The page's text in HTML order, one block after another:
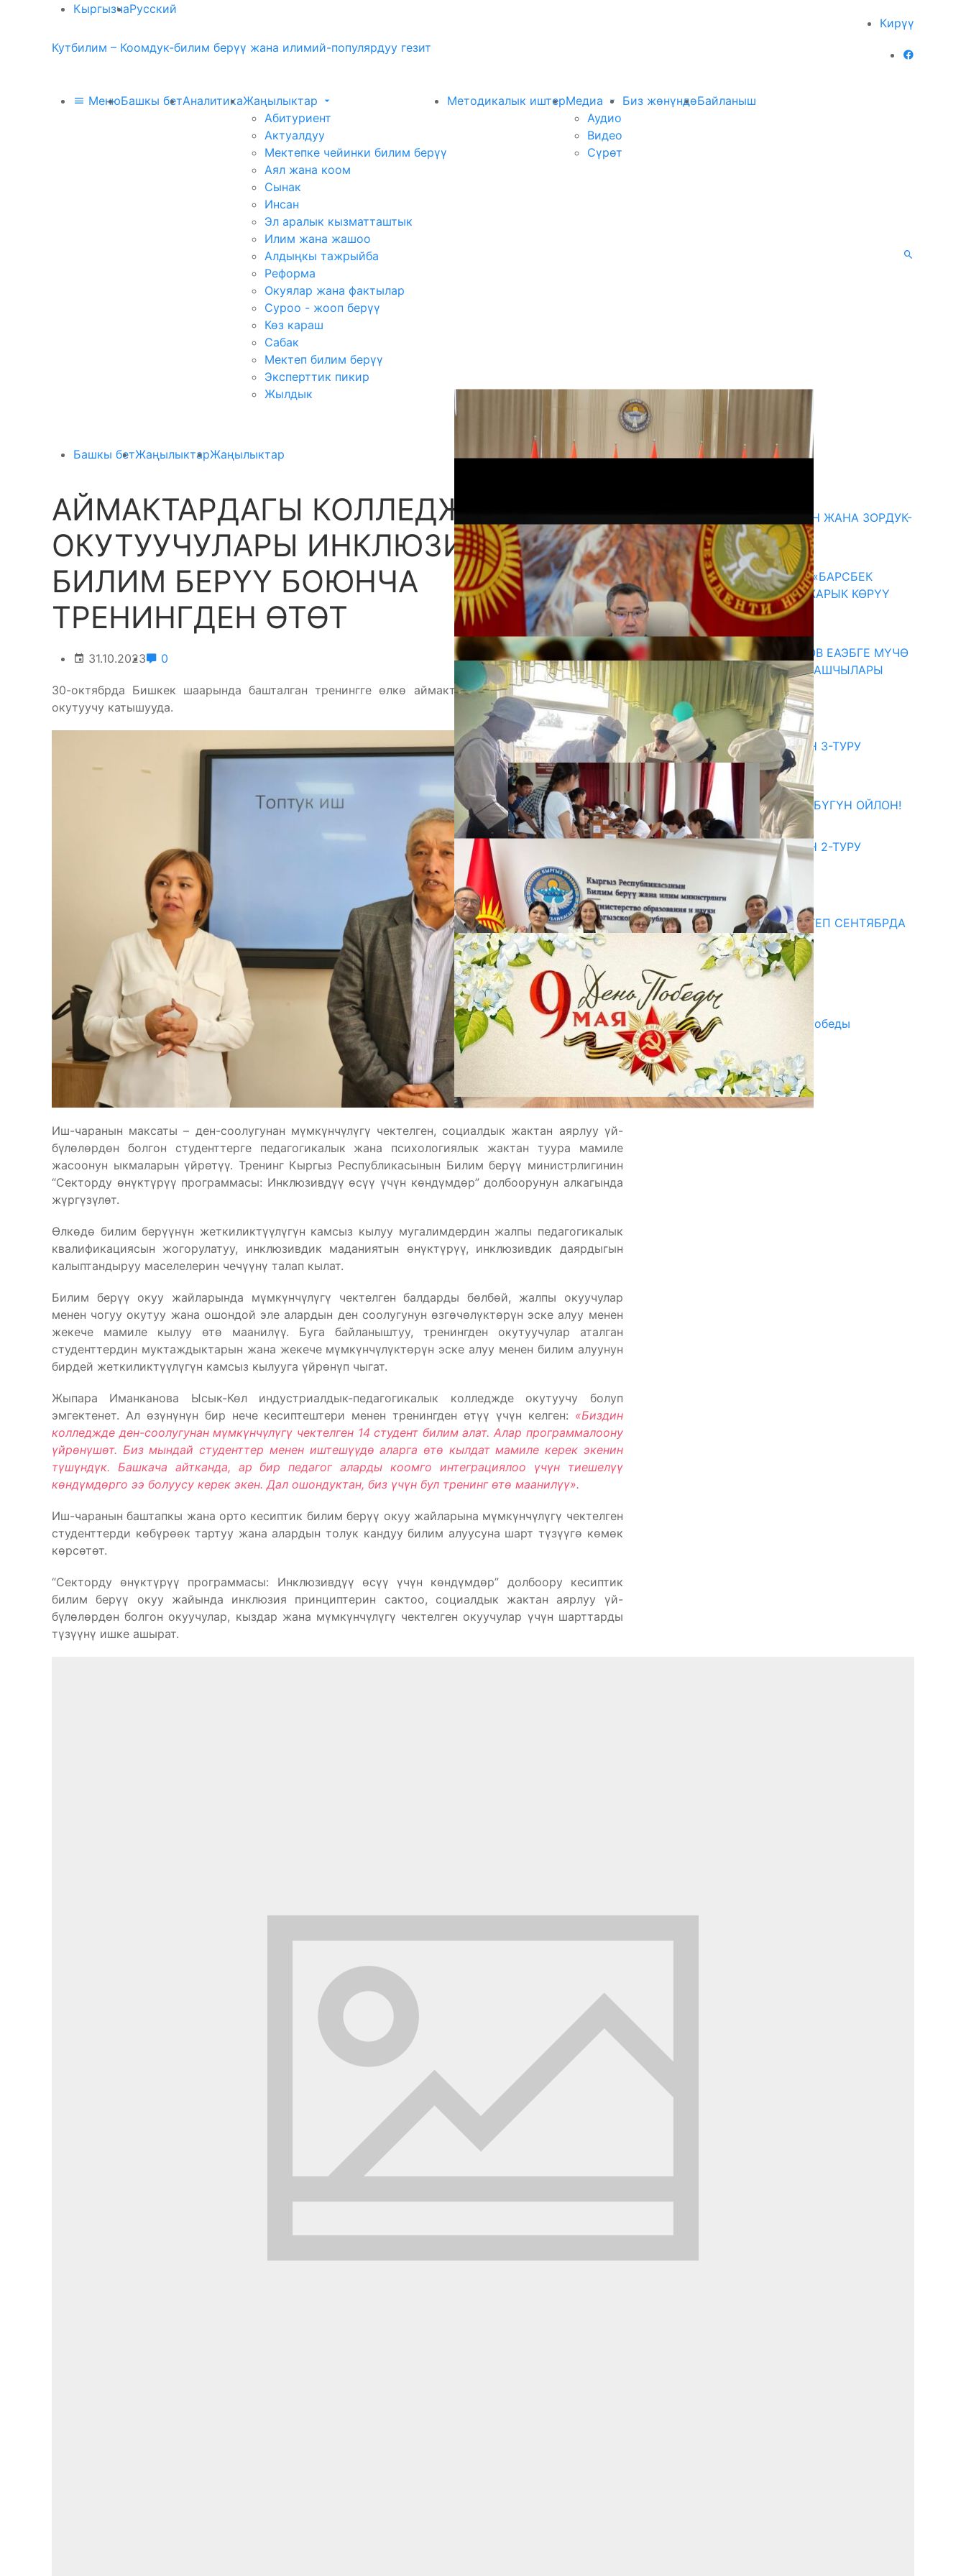
КыргызчаРусский
Кирүү
Кутбилим – Коомдук-билим берүү жана илимий-популярдуу гезит
МенюБашкы бетАналитикаЖаңылыктар
Абитуриент
Актуалдуу
Мектепке чейинки билим берүү
Аял жана коом
Сынак
Инсан
Эл аралык кызматташтык
Илим жана жашоо
Алдыңкы тажрыйба
Реформа
Окуялар жана фактылар
Суроо - жооп берүү
Көз караш
Сабак
Мектеп билим берүү
Эксперттик пикир
Жылдык
Методикалык иштерМедиа
Аудио
Видео
Сүрөт
Биз жөнүндөБайланыш
Башкы бетЖаңылыктарЖаңылыктар
АЙМАКТАРДАГЫ КОЛЛЕДЖДЕРДИН
ОКУТУУЧУЛАРЫ ИНКЛЮЗИВДҮҮ
БИЛИМ БЕРҮҮ БОЮНЧА
ТРЕНИНГДЕН ӨТӨТ
31.10.2023 0
30-октябрда Бишкек шаарында башталган тренингге өлкө аймактарынын колледждеринен 15
окутуучу катышууда.
Иш-чаранын максаты – ден-соолугунан мүмкүнчүлүгү чектелген, социалдык жактан аярлуу үй-
бүлөлөрдөн болгон студенттерге педагогикалык жана психологиялык жактан туура мамиле
жасоонун ыкмаларын үйрөтүү. Тренинг Кыргыз Республикасынын Билим берүү министрлигинин
“Секторду өнүктүрүү программасы: Инклюзивдүү өсүү үчүн көндүмдөр” долбоорунун алкагында
жүргүзүлөт.
Өлкөдө билим берүүнүн жеткиликтүүлүгүн камсыз кылуу мугалимдердин жалпы педагогикалык
квалификациясын жогорулатуу, инклюзивдик маданиятын өнүктүрүү, инклюзивдик даярдыгын
калыптандыруу маселелерин чечүүнү талап кылат.
Билим берүү окуу жайларында мүмкүнчүлүгү чектелген балдарды бөлбөй, жалпы окуучулар
менен чогуу окутуу жана ошондой эле алардын ден соолугунун өзгөчөлүктөрүн эске алуу менен
жекече мамиле кылуу өтө маанилүү. Буга байланыштуу, тренингден окутуучулар аталган
студенттердин муктаждыктарын жана жекече мүмкүнчүлүктөрүн эске алуу менен билим алуунун
бирдей жеткиликтүүлүгүн камсыз кылууга үйрөнүп чыгат.
Жыпара Иманканова Ысык-Көл индустриалдык-педагогикалык колледжде окутуучу болуп
эмгектенет. Ал өзүнүнүн бир нече кесиптештери менен тренингден өтүү үчүн келген: «Биздин
колледжде ден-соолугунан мүмкүнчүлүгү чектелген 14 студент билим алат. Алар программалоону
үйрөнүшөт. Биз мындай студенттер менен иштешүүдө аларга өтө кылдат мамиле керек экенин
түшүндүк. Башкача айтканда, ар бир педагог аларды коомго интеграциялоо үчүн тиешелүү
көндүмдөрго ээ болуусу керек экен. Дал ошондуктан, биз үчүн бул тренинг өтө маанилүү».
Иш-чаранын баштапкы жана орто кесиптик билим берүү окуу жайларына мүмкүнчүлүгү чектелген
студенттерди көбүрөөк тартуу жана алардын толук кандуу билим алуусуна шарт түзүүгө көмөк
көрсөтөт.
“Секторду өнүктүрүү программасы: Инклюзивдүү өсүү үчүн көндүмдөр” долбоору кесиптик
билим берүү окуу жайында инклюзия принциптерин сактоо, социалдык жактан аярлуу үй-
бүлөлөрдөн болгон окуучулар, кыздар жана мүмкүнчүлүгү чектелген окуучулар үчүн шарттарды
түзүүнү ишке ашырат.
ГЕНДЕРДИК БАСМЫРЛООДОН ЖАНА ЗОРДУК-
ЗОМБУЛУКТАН КОРГОО
07.08.2026
КЫРГЫЗ ТАРЫХЫ ТАСМАДА: «БАРСБЕК
КАГАН» КӨРКӨМ ТАСМАСЫ ЖАРЫК КӨРҮҮ
АЛДЫНДА
07.08.2026
ПРЕЗИДЕНТ САДЫР ЖАПАРОВ ЕАЭБГЕ МҮЧӨ
МАМЛЕКЕТТЕРДИН ӨКМӨТ БАШЧЫЛАРЫ
МЕНЕН ЖОЛУГУШТУ
07.08.2026
Абитуриент
ЖОЖДОРГО КАБЫЛ АЛУУНУН 3-ТУРУ
БАШТАЛДЫ
27.07.2026
ӨЗҮҢДҮН КЕЛЕЧЕГИҢ ҮЧҮН БҮГҮН ОЙЛОН!
20.07.2026
ЖОЖДОРГО КАБЫЛ АЛУУНУН 2-ТУРУ
20.07.2026
Медиа
СУЗАКТА 750 ОРУНДУУ МЕКТЕП СЕНТЯБРДА
ПАЙДАЛАНУУГА БЕРИЛЕТ
07.08.2025
Улуу Жеңиштин жандуу сөзү
29.04.2025
Награды в преддверии Дня Победы
29.04.2025